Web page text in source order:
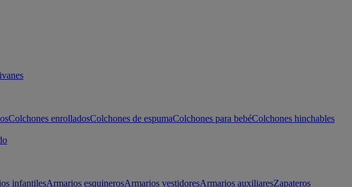
Colchones enrolladosColchones de espumaColchones para bebéColchones hinchables
infantilesArmarios esquinerosArmarios vestidoresArmarios auxiliaresZapateros